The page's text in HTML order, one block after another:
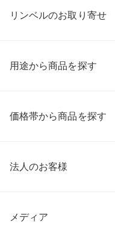
リンベルのお取り寄せ
用途から商品を探す
価格帯から商品を探す
法人のお客様
メディア